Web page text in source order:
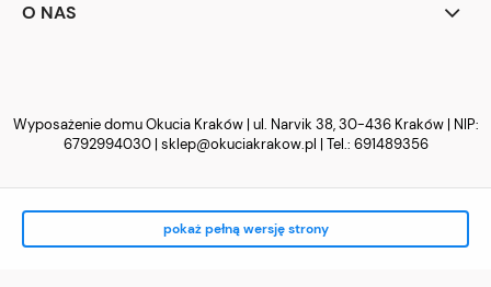
O NAS
Wyposażenie domu Okucia Kraków | ul. Narvik 38, 30-436 Kraków | NIP:
6792994030 | sklep@okuciakrakow.pl | Tel.: 691489356
pokaż pełną wersję strony